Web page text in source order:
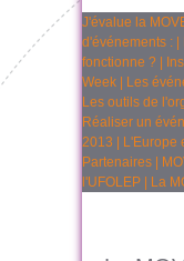
J'évalue la
d'événements :
fonctionne ?
Week
Les
Les outils de
Réaliser un
2013
L'Europe
Partenaires
l'UFOLEP
La